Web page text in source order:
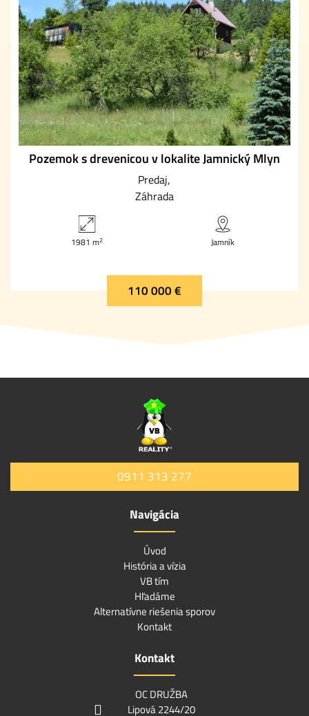
Pozemok s drevenicou v lokalite Jamnický Mlyn
Predaj
Záhrada
1981 m2 Jamník
110 000 €
0911 313 277
Navigácia
Úvod
História a vízia
VB tím
Hľadáme
Alternatívne riešenia sporov
Kontakt
Kontakt
OC DRUŽBA
Lipová 2244/20